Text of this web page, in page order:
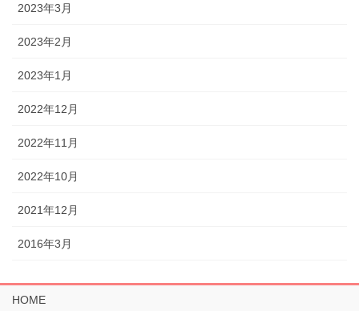
2023年3月
2023年2月
2023年1月
2022年12月
2022年11月
2022年10月
2021年12月
2016年3月
HOME